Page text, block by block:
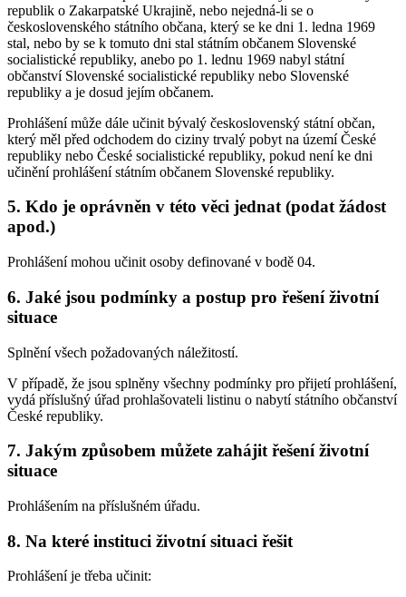
republik o Zakarpatské Ukrajině, nebo nejedná-li se o
československého státního občana, který se ke dni 1. ledna 1969
stal, nebo by se k tomuto dni stal státním občanem Slovenské
socialistické republiky, anebo po 1. lednu 1969 nabyl státní
občanství Slovenské socialistické republiky nebo Slovenské
republiky a je dosud jejím občanem.
Prohlášení může dále učinit bývalý československý státní občan,
který měl před odchodem do ciziny trvalý pobyt na území České
republiky nebo České socialistické republiky, pokud není ke dni
učinění prohlášení státním občanem Slovenské republiky.
5. Kdo je oprávněn v této věci jednat (podat žádost
apod.)
Prohlášení mohou učinit osoby definované v bodě 04.
6. Jaké jsou podmínky a postup pro řešení životní
situace
Splnění všech požadovaných náležitostí.
V případě, že jsou splněny všechny podmínky pro přijetí prohlášení,
vydá příslušný úřad prohlašovateli listinu o nabytí státního občanství
České republiky.
7. Jakým způsobem můžete zahájit řešení životní
situace
Prohlášením na příslušném úřadu.
8. Na které instituci životní situaci řešit
Prohlášení je třeba učinit: